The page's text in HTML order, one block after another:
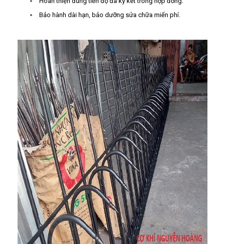
Bảo hành dài hạn, bảo dưỡng sửa chữa miến phí.